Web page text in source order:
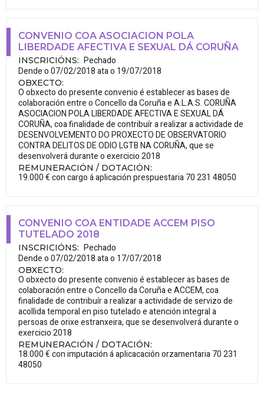
CONVENIO COA ASOCIACION POLA
LIBERDADE AFECTIVA E SEXUAL DÁ CORUÑA
INSCRICIÓNS: Pechado
Dende o 07/02/2018 ata o 19/07/2018
OBXECTO:
O obxecto do presente convenio é establecer as bases de
colaboración entre o Concello da Coruña e A.L.A.S. CORUÑA
ASOCIACION POLA LIBERDADE AFECTIVA E SEXUAL DÁ
CORUÑA, coa finalidade de contribuír a realizar a actividade de
DESENVOLVEMENTO DO PROXECTO DE OBSERVATORIO
CONTRA DELITOS DE ODIO LGTB NA CORUÑA, que se
desenvolverá durante o exercicio 2018
REMUNERACIÓN / DOTACIÓN:
19.000 € con cargo á aplicación prespuestaria 70 231 48050
CONVENIO COA ENTIDADE ACCEM PISO
TUTELADO 2018
INSCRICIÓNS: Pechado
Dende o 07/02/2018 ata o 17/07/2018
OBXECTO:
O obxecto do presente convenio é establecer as bases de
colaboración entre o Concello da Coruña e ACCEM, coa
finalidade de contribuír a realizar a actividade de servizo de
acollida temporal en piso tutelado e atención integral a
persoas de orixe estranxeira, que se desenvolverá durante o
exercicio 2018
REMUNERACIÓN / DOTACIÓN:
18.000 € con imputación á aplicacación orzamentaria 70 231
48050